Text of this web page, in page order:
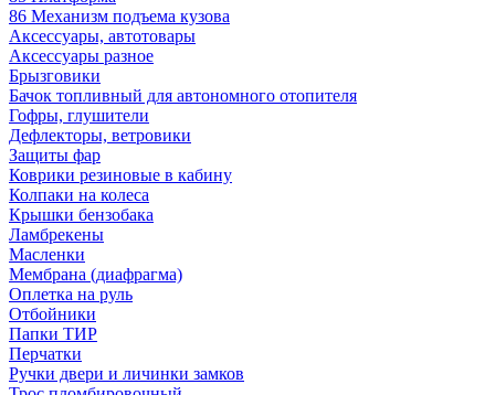
86 Механизм подъема кузова
Аксессуары, автотовары
Аксессуары разное
Брызговики
Бачок топливный для автономного отопителя
Гофры, глушители
Дефлекторы, ветровики
Защиты фар
Коврики резиновые в кабину
Колпаки на колеса
Крышки бензобака
Ламбрекены
Масленки
Мембрана (диафрагма)
Оплетка на руль
Отбойники
Папки ТИР
Перчатки
Ручки двери и личинки замков